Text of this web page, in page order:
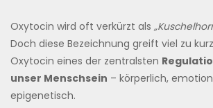
Oxytocin wird oft verkürzt als
Doch diese Bezeichnung greift viel zu
Oxytocin eines der zentralsten
unser Menschsein – körperlich,
epigenetisch.